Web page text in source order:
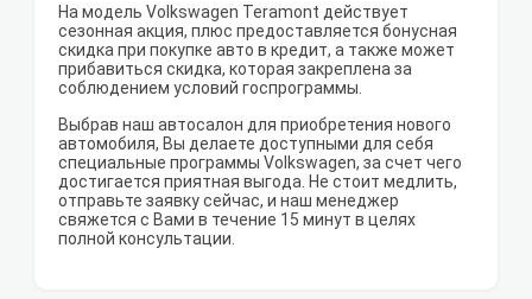
На модель Volkswagen Teramont действует
сезонная акция, плюс предоставляется бонусная
скидка при покупке авто в кредит, а также может
прибавиться скидка, которая закреплена за
соблюдением условий госпрограммы.
Выбрав наш автосалон для приобретения нового
автомобиля, Вы делаете доступными для себя
специальные программы Volkswagen, за счет чего
достигается приятная выгода. Не стоит медлить,
отправьте заявку сейчас, и наш менеджер
свяжется с Вами в течение 15 минут в целях
полной консультации.